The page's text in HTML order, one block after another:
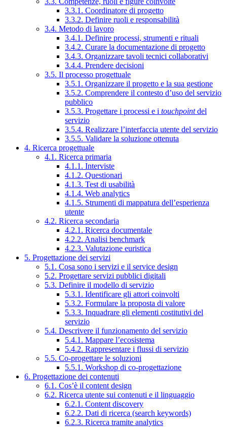
3.3.1. Coordinatore di progetto
3.3.2. Definire ruoli e responsabilità
3.4. Metodo di lavoro
3.4.1. Definire processi, strumenti e rituali
3.4.2. Curare la documentazione di progetto
3.4.3. Organizzare tavoli tecnici collaborativi
3.4.4. Prendere decisioni
3.5. Il processo progettuale
3.5.1. Organizzare il progetto e la sua gestione
3.5.2. Comprendere il contesto d’uso del servizio
pubblico
3.5.3. Progettare i processi e i touchpointdel
servizio
3.5.4. Realizzare l’interfaccia utente del servizio
3.5.5. Validare la soluzione ottenuta
4. Ricerca progettuale
4.1. Ricerca primaria
4.1.1. Interviste
4.1.2. Questionari
4.1.3. Test di usabilità
4.1.4. Web analytics
4.1.5. Strumenti di mappatura dell’esperienza
utente
4.2. Ricerca secondaria
4.2.1. Ricerca documentale
4.2.2. Analisi benchmark
4.2.3. Valutazione euristica
5. Progettazione dei servizi
5.1. Cosa sono i servizi e il service design
5.2. Progettare servizi pubblici digitali
5.3. Definire il modello di servizio
5.3.1. Identificare gli attori coinvolti
5.3.2. Formulare la proposta di valore
5.3.3. Inquadrare gli elementi costitutivi del
servizio
5.4. Descrivere il funzionamento del servizio
5.4.1. Mappare l’ecosistema
5.4.2. Rappresentare i flussi di servizio
5.5. Co-progettare le soluzioni
5.5.1. Workshop di co-progettazione
6. Progettazione dei contenuti
6.1. Cos’è il content design
6.2. Ricerca utente sui contenuti e il linguaggio
6.2.1. Content discovery
6.2.2. Dati di ricerca (search keywords)
6.2.3. Ricerca tramite analytics